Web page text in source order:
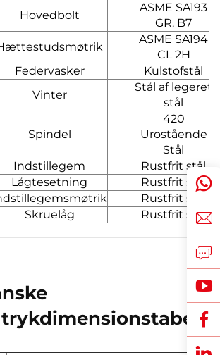
Hovedbolt
ASME SA193
GR. B7
ASME SA194
CL 2H
Federvasker
Kulstofstål
Vinter
Stål af legeret
stål
Spindel
420
Urostående
Stål
Indstillegem
Rustfrit stål
Lågtesetning
Rustfrit stål
Rustfrit stål
Skruelåg Rustfrit stål